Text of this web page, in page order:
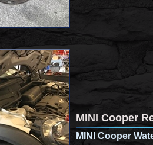
MINI Cooper
MINI Cooper